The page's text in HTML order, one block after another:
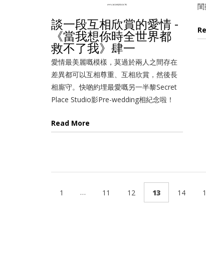
談一段互相欣賞的愛情 -
《當我想你時全世界都
救不了我》肆一
愛情最美麗嘅模樣，莫過於兩人之間存在
差異都可以互相尊重、互相欣賞，然後長
相廝守。快啲約埋最愛嘅另一半黎Secret
Place Studio影Pre-wedding相紀念啦！
Read More
1 … 11 12 13 14